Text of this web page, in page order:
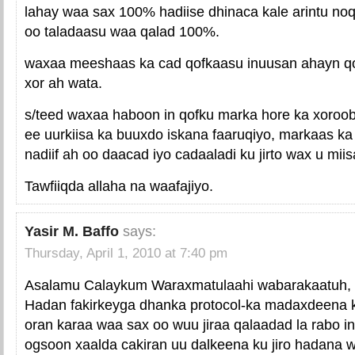
lahay waa sax 100% hadiise dhinaca kale arintu
oo taladaasu waa qalad 100%.
waxaa meeshaas ka cad qofkaasu inuusan ahayn
xor ah wata.
s/teed waxaa haboon in qofku marka hore ka
ee uurkiisa ka buuxdo iskana faaruqiyo, markaas
nadiif ah oo daacad iyo cadaaladi ku jirto wax u
Tawfiiqda allaha na waafajiyo.
Yasir M. Baffo says:
Thursday, April 1, 2010 at 7:40 pm
Asalamu Calaykum Waraxmatulaahi wabarakaatuh,
Hadan fakirkeyga dhanka protocol-ka madaxdeena
oran karaa waa sax oo wuu jiraa qalaadad la rabo
ogsoon xaalda cakiran uu dalkeena ku jiro hadana